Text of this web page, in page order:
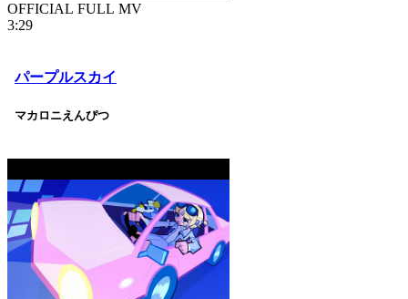
OFFICIAL FULL MV
3:29
パープルスカイ
マカロニえんぴつ